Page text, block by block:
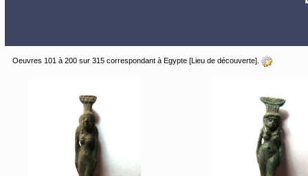
Oeuvres 101 à 200 sur 315 correspondant à Egypte [Lieu de découverte].